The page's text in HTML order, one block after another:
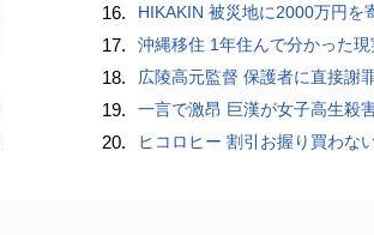
16. HIKAKIN 被災地に2000万円を
17. 沖縄移住 1年住んで分かった現
18. 広陵高元監督 保護者に直接謝
19. 一言で激昂 巨漢が女子高生殺
20. ヒコロヒー 割引お握り買わな